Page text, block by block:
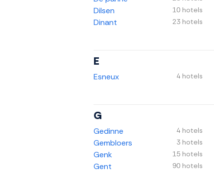
Dilsen 10 hotels
Dinant 23 hotels
E
Esneux 4 hotels
G
Gedinne 4 hotels
Gembloers 3 hotels
Genk 15 hotels
Gent 90 hotels